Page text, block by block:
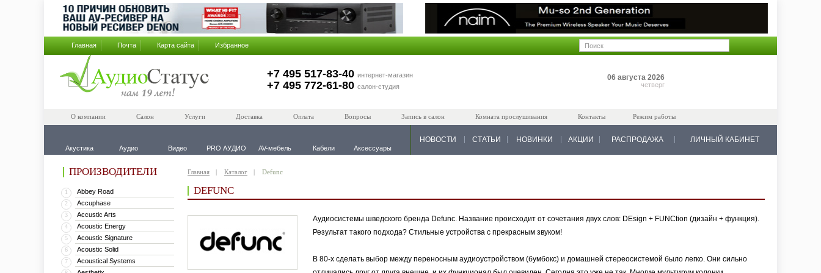
Главная Почта Карта сайта Избранное
+7 495 517-83-40 интернет-магазин
+7 495 772-61-80 салон-студия
06 августа 2026
четверг
О компании Салон Услуги Доставка Оплата Вопросы Запись в салон Комната прослушивания Контакты Режим работы
Акустика Аудио Видео PRO АУДИО AV-мебель Кабели Аксессуары
НОВОСТИ СТАТЬИ НОВИНКИ АКЦИИ РАСПРОДАЖА ЛИЧНЫЙ КАБИНЕТ
ПРОИЗВОДИТЕЛИ
1 Abbey Road
2 Accuphase
3 Accustic Arts
4 Acoustic Energy
5 Acoustic Signature
6 Acoustic Solid
7 Acoustical Systems
Главная Каталог Defunc
DEFUNC
Аудиосистемы шведского бренда Defunc. Название происходит от сочетания двух слов: DEsign + FUNCtion (дизайн + функция).
Результат такого подхода? Стильные устройства с прекрасным звуком!
В 80-х сделать выбор между переносным аудиоустройством (бумбокс) и домашней стереосистемой было легко. Они сильно